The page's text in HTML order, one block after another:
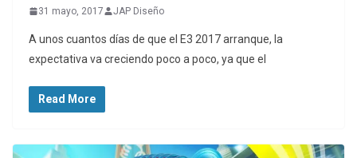
31 mayo, 2017 JAP Diseño
A unos cuantos días de que el E3 2017 arranque, la
expectativa va creciendo poco a poco, ya que el
Read More